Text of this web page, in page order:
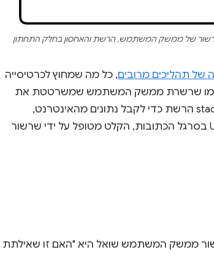
, כל מה שמחוץ לכרטיסייה
כמו שרשרת ממשק המשתמש שמשרטטת את
הלחצנים ואת שדות הקלט של הדפדפן, שרשרת הרשת שמטפלת ב-stack הרשת כדי לקבל נתונים מהאינטרנט,
שרשרת האחסון ששולטת בגישה לקבצים ועוד. כשמקלידים כתובת URL בסרגל הכתובות, הקלט מטופל על ידי שרשור
ממשק המשתמש שואל היא "האם זו שאילתת